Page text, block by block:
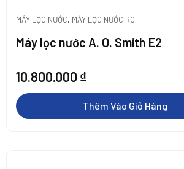
MÁY LỌC NƯỚC, MÁY LỌC NƯỚC RO
Máy lọc nước A. O. Smith E2
10.800.000 ₫
Thêm Vào Giỏ Hàng